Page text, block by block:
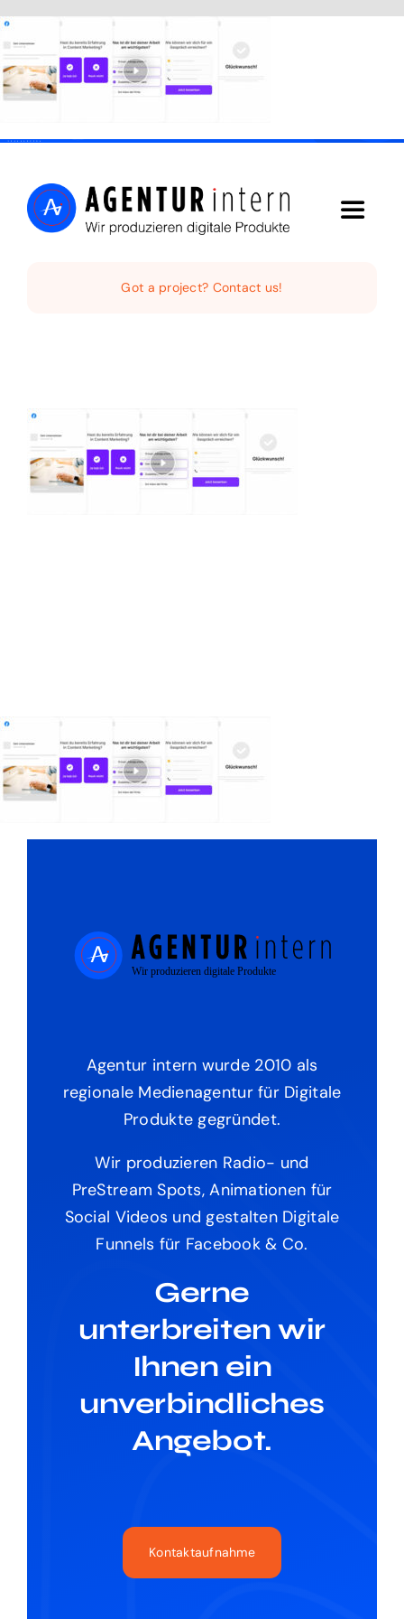
Skip
to
content
Toggle
Digital Funnel
Got a project? Contact us!
Agentur intern wurde 2010 als
regionale Medienagentur für Digitale
Produkte gegründet.
Wir produzieren Radio- und
PreStream Spots, Animationen für
Social Videos und gestalten Digitale
Funnels für Facebook & Co.
Gerne
unterbreiten wir
Ihnen ein
unverbindliches
Angebot.
Kontaktaufnahme